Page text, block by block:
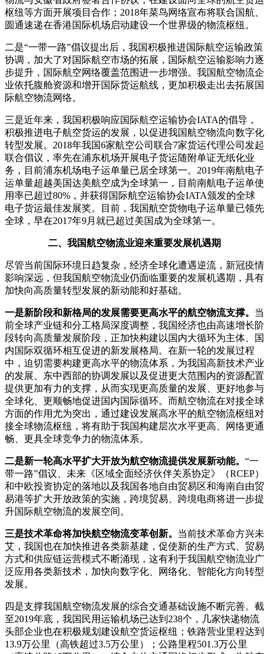
枢纽等方面开展项目合作； 2018年菜鸟网络宣布将联合国航、
圆通速递在香港国际机场启动建设一个世界级的物流枢纽。
二是“一带一路”倡议提出后，我国积极推进国际航空运输政策
协调，加大了对国际航空市场的拓展，国际航空运输影响力逐
步提升，国际航空网络覆盖范围进一步增强。 我国航空物流企
业依托腹舱资源和增开国际货运航线，更加积极走出去拓展国
际航空物流网络。
三是近年来，我国积极响应国际航空运输协会IATA的倡导，
积极推进电子航空货运的发展，以促进我国航空物流向数字化
转型发展。 2018年我国6家航空公司联合7家货运代理公司发起
联合倡议，率先在浦东机场开展电子货运随附单证无纸化业
务，目前浦东机场电子运单量已居全球第一。 2019年南航电子
运单量超越美国达美航空成为全球第一，目前南航电子运单使
用率已超过80%，并获得国际航空运输协会IATA颁发的全球
电子货运最佳发展奖。
目前，我国航空货物电子运单量已领先
全球，早在2017年9月就已超过美国成为全球第一。
二、我国航空物流业迎来重要发展机遇期
尽管当前国际环境日趋复杂，经济全球化遭遇逆流，新冠疫情
影响深远，但我国航空物流业仍面临重要的发展机遇期，具有
加快向高质量转型发展的新动能和好基础。
一是新阶段和新格局的发展需要更高水平的航空物流支撑。 当
前全球产业链和分工格局深度调整，我国经济也由高速增长阶
段转向高质量发展阶段，正加快构建以国内大循环为主体、国
内国际双循环相互促进的新发展格局。在新一轮的发展过程
中，迫切需要构建更高水平的物流体系，为我国高新技术产业
的发展、东中西部的协调发展以及促进更大范围内的资源配置
提供更加有力的支撑，从而实现更高质量的发展、更好地参与
全球化、更顺畅地促进国内国际循环。而航空物流在对接全球
方面的作用尤为突出，通过建设发展高水平的航空物流枢纽对
接全球物流枢纽，将有助于我国构建层次水平更高、网络更通
畅、更具全球竞争力的物流体系。
二是新一轮高水平扩大开放为航空物流提供发展新动能。 “一
带一路”倡议、未来《区域全面经济伙伴关系协定》（RCEP）
和中欧投资协定的落地以及我国各地自由贸易区和海南自由贸
易港等扩大开放政策的实施，跨境贸易、跨境电商将进一步提
升国际航空物流的发展空间。
三是技术革命将加快航空物流变革创新。 当前技术革命方兴未
艾，我国也在加快推进各类新基建，促使新的生产方式、贸易
方式和供应链运营模式不断涌现，这有利于我国航空物流业广
泛应用各类新技术，加快向数字化、网络化、智能化方向转型
发展。
四是支撑我国航空物流发展的综合交通基础设施不断完善。 截
至2019年底，我国民用运输机场已达到238个，几家快递物流
头部企业也在积极规划建设航空货运枢纽； 铁路营业里程达到
13.9万公里（高铁超过3.5万公里）； 公路里程501.3万公里